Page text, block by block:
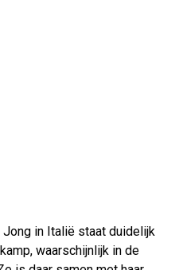
in Italië staat duidelijk
waarschijnlijk in de